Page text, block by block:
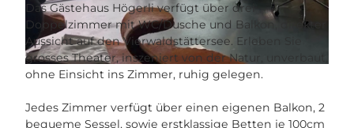
© Högerli |CC-BY-NC-ND
Das Gästehaus Högerli verfügt über drei
Doppelzimmer mit WC/Dusche und Balkon, direkter
Aussicht auf den Vierwaldstättersee. Erleben Sie
grosses Theater, inszeniert von der Natur, unverbaut,
ohne Einsicht ins Zimmer, ruhig gelegen.
Jedes Zimmer verfügt über einen eigenen Balkon, 2
bequeme Sessel, sowie erstklassige Betten je 100cm